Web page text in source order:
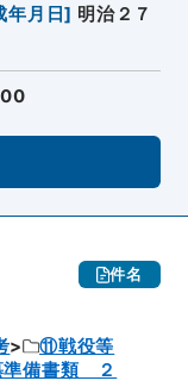
年月日] 明治２７
件名
⑪戦役等
準備書類 ２